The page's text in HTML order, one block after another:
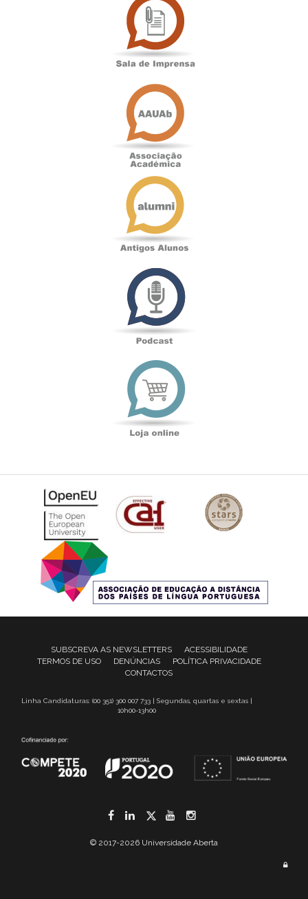
SUBSCREVA AS NEWSLETTERS
ACESSIBILIDADE
TERMOS DE USO
DENÚNCIAS
POLÍTICA PRIVACIDADE
CONTACTOS
Linha Candidaturas: (00 351) 300 007 733 | Segundas, quartas e sextas |
10h00-13h00
Facebook
LinkedIn
Twitter
YouTube
© 2017-2026 Universidade Aberta